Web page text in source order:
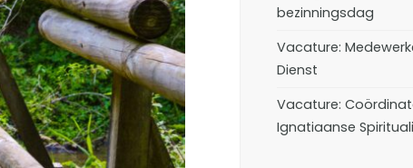
bezinningsdag
Vacature:
Dienst
Vacature:
Ignatiaanse